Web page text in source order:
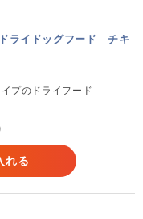
ライドッグフード チキ
プのドライフード
れる